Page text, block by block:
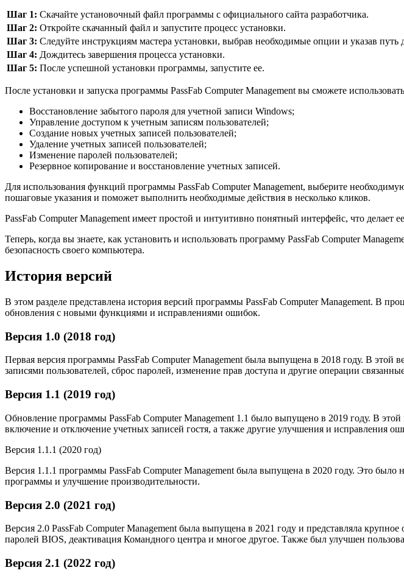
Шаг 1: Скачайте установочный файл программы с официального сайта разработчика.
Шаг 2: Откройте скачанный файл и запустите процесс установки.
Шаг 3: Следуйте инструкциям мастера установки, выбрав необходимые опции и указав путь
Шаг 4: Дождитесь завершения процесса установки.
Шаг 5: После успешной установки программы, запустите ее.
После установки и запуска программы PassFab Computer Management вы сможете
Восстановление забытого пароля для учетной записи Windows;
Управление доступом к учетным записям пользователей;
Создание новых учетных записей пользователей;
Удаление учетных записей пользователей;
Изменение паролей пользователей;
Резервное копирование и восстановление учетных записей.
Для использования функций программы PassFab Computer Management, выберите
пошаговые указания и поможет выполнить необходимые действия в несколько кликов.
PassFab Computer Management имеет простой и интуитивно понятный интерфейс, что делает
Теперь, когда вы знаете, как установить и использовать программу PassFab Computer
безопасность своего компьютера.
История версий
В этом разделе представлена история версий программы PassFab Computer Management. В
обновления с новыми функциями и исправлениями ошибок.
Версия 1.0 (2018 год)
Первая версия программы PassFab Computer Management была выпущена в 2018 году. В
записями пользователей, сброс паролей, изменение прав доступа и другие операции
Версия 1.1 (2019 год)
Обновление программы PassFab Computer Management 1.1 было выпущено в 2019 году. В
включение и отключение учетных записей гостя, а также другие улучшения и исправления
Версия 1.1.1 (2020 год)
Версия 1.1.1 программы PassFab Computer Management была выпущена в 2020 году. Это
программы и улучшение производительности.
Версия 2.0 (2021 год)
Версия 2.0 PassFab Computer Management была выпущена в 2021 году и представляла
паролей BIOS, деактивация Командного центра и многое другое. Также был улучшен
Версия 2.1 (2022 год)